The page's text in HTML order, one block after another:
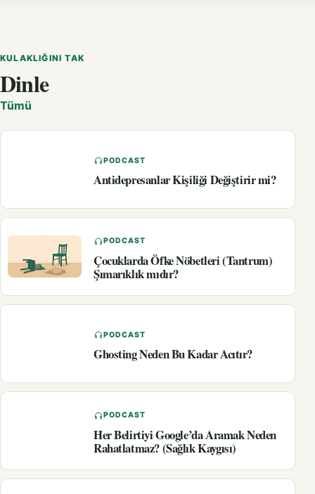
KULAKLIĞINI TAK
Dinle
Tümü
PODCAST
Antidepresanlar Kişiliği Değiştirir mi?
PODCAST
Çocuklarda Öfke Nöbetleri (Tantrum)
Şımarıklık mıdır?
PODCAST
Ghosting Neden Bu Kadar Acıtır?
PODCAST
Her Belirtiyi Google’da Aramak Neden
Rahatlatmaz? (Sağlık Kaygısı)